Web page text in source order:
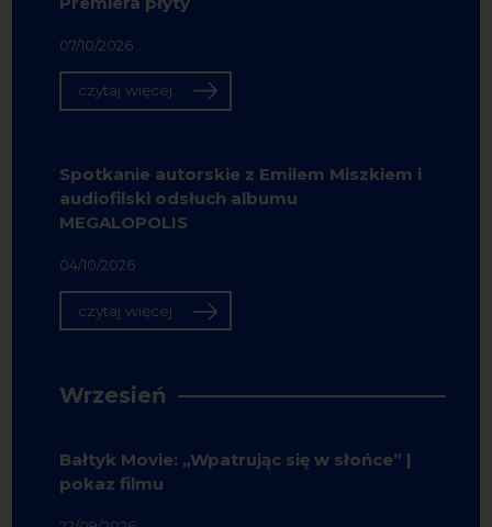
07/10/2026
czytaj więcej
Spotkanie autorskie z Emilem Miszkiem i
audiofilski odsłuch albumu
MEGALOPOLIS
04/10/2026
czytaj więcej
Wrzesień
Bałtyk Movie: „Wpatrując się w słońce” |
pokaz filmu